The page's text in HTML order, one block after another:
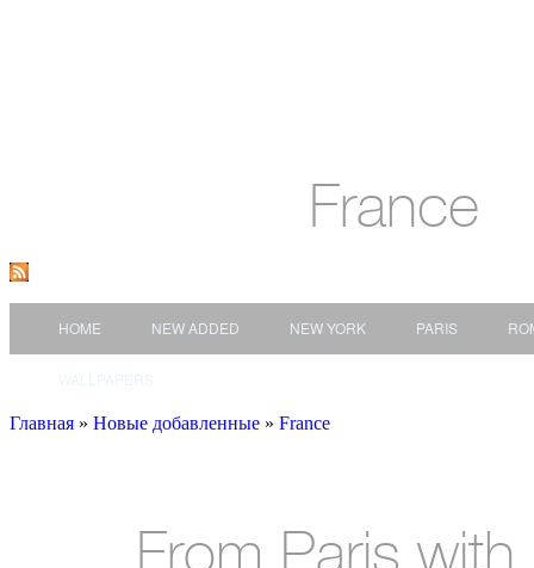
France
HOME NEW ADDED NEW YORK PARIS
Главная » Новые добавленные » France
From Paris with